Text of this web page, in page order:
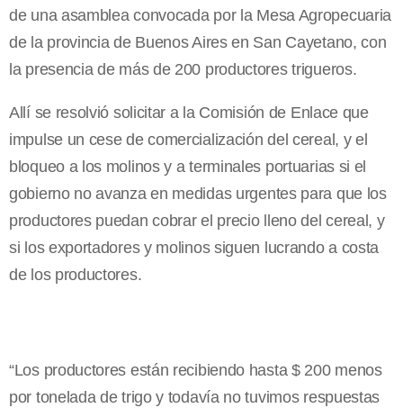
de una asamblea convocada por la Mesa Agropecuaria
de la provincia de Buenos Aires en San Cayetano, con
la presencia de más de 200 productores trigueros.
Allí se resolvió solicitar a la Comisión de Enlace que
impulse un cese de comercialización del cereal, y el
bloqueo a los molinos y a terminales portuarias si el
gobierno no avanza en medidas urgentes para que los
productores puedan cobrar el precio lleno del cereal, y
si los exportadores y molinos siguen lucrando a costa
de los productores.
“Los productores están recibiendo hasta $ 200 menos
por tonelada de trigo y todavía no tuvimos respuestas